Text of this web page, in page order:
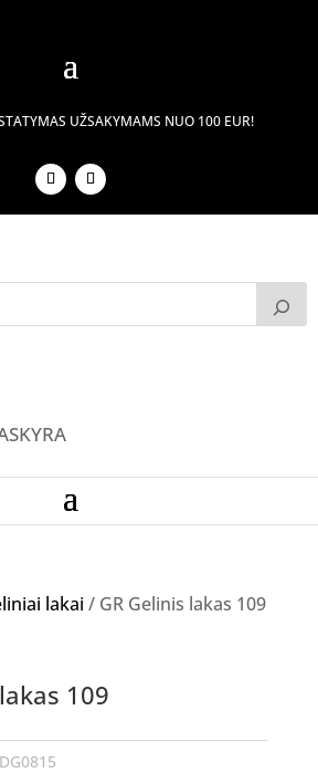
UŽSAKYMAMS NUO 100 EUR!
lakai / GR Gelinis lakas 109
109
DG0815